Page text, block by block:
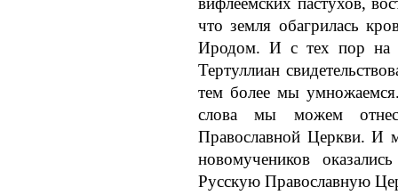
что земля обагрилась
Иродом. И с тех пор на
Тертуллиан
тем более мы
слова мы можем
Православной Церкви. И
новомучеников
Русскую Православную